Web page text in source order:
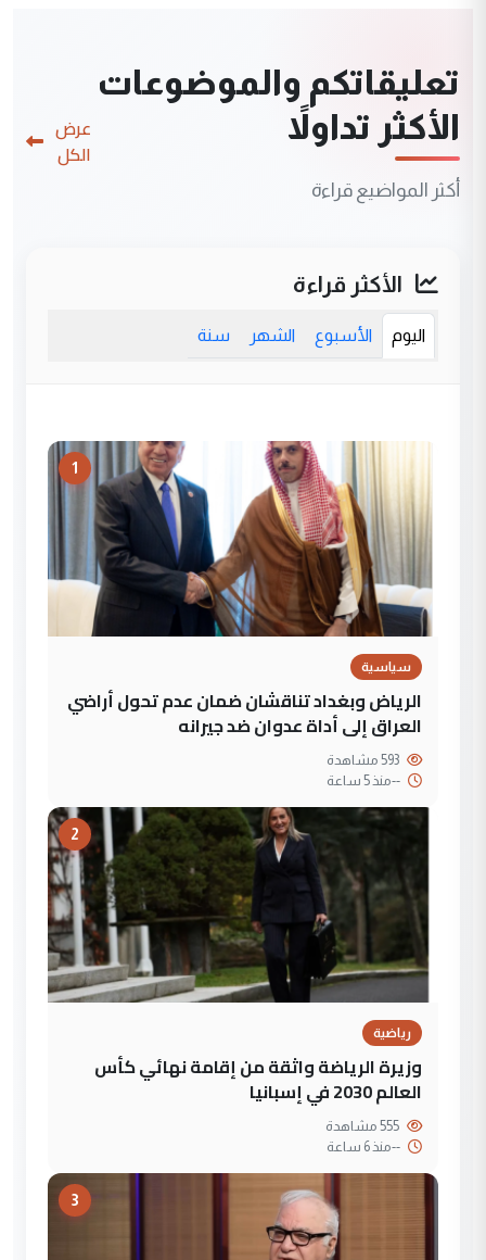
تعليقاتكم والموضوعات
الأكثر تداولاً
أكثر المواضيع قراءة
عرض
الكل
الأكثر قراءة
اليوم الأسبوع الشهر سنة
1
سياسية
الرياض وبغداد تناقشان ضمان عدم تحول أراضي
العراق إلى أداة عدوان ضد جيرانه
--منذ 5 ساعة
2
رياضية
وزيرة الرياضة واثقة من إقامة نهائي كأس
العالم 2030 في إسبانيا
--منذ 6 ساعة
3